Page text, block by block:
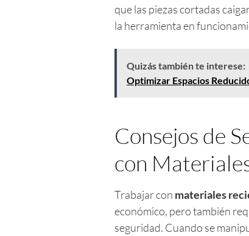
que las piezas cortadas
la herramienta en
Quizás también te interese:
Optimizar Espacios
Consejos de
con
Trabajar con materiales
económico, pero también
seguridad. Cuando se